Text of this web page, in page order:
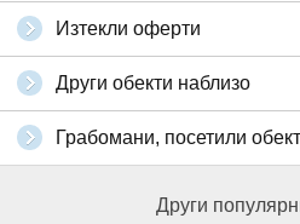
Изтекли оферти
Други обекти наблизо
Грабомани, посетили
Други